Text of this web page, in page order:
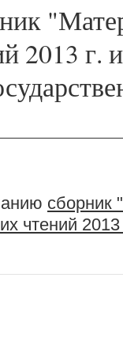
2013 г.
сборник
чтений